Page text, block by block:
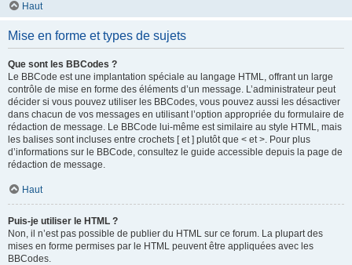
Haut
Mise en forme et types de sujets
Que sont les BBCodes ?
Le BBCode est une implantation spéciale au langage HTML, offrant un large
contrôle de mise en forme des éléments d’un message. L’administrateur peut
décider si vous pouvez utiliser les BBCodes, vous pouvez aussi les désactiver
dans chacun de vos messages en utilisant l’option appropriée du formulaire de
rédaction de message. Le BBCode lui-même est similaire au style HTML, mais
les balises sont incluses entre crochets [ et ] plutôt que < et >. Pour plus
d’informations sur le BBCode, consultez le guide accessible depuis la page de
rédaction de message.
Haut
Puis-je utiliser le HTML ?
Non, il n’est pas possible de publier du HTML sur ce forum. La plupart des
mises en forme permises par le HTML peuvent être appliquées avec les
BBCodes.